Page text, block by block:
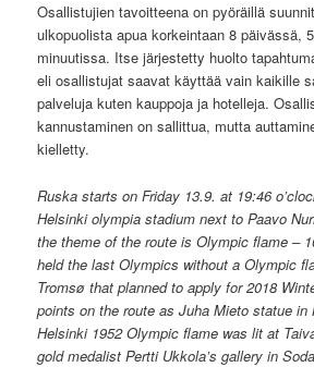
Osallistujien tavoitteena on pyöräillä
ulkopuolista apua korkeintaan 8 päivässä,
minuutissa. Itse järjestetty huolto
eli osallistujat saavat käyttää vain kaikille
palveluja kuten kauppoja ja hotelleja.
kannustaminen on sallittua, mutta
kielletty.
Ruska starts on Friday 13.9. at 19:46
Helsinki olympia stadium next to Paavo
the theme of the route is Olympic flame –
held the last Olympics without a Olympic
Tromsø that planned to apply for 2018
points on the route as Juha Mieto statue in
Helsinki 1952 Olympic flame was lit at
gold medalist Pertti Ukkola’s gallery in